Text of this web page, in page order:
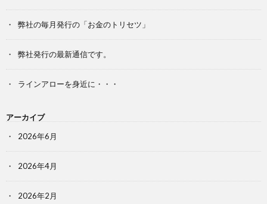
弊社の毎月発行の「お金のトリセツ」
弊社発行の最新通信です。
ラインアローを身近に・・・
アーカイブ
2026年6月
2026年4月
2026年2月